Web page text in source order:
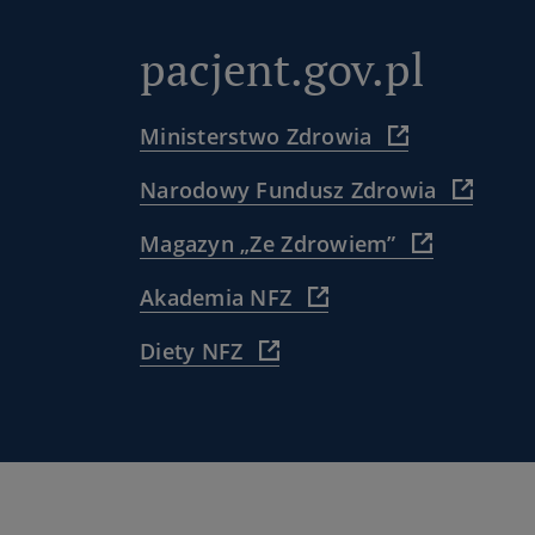
pacjent.gov.pl
Ministerstwo Zdrowia
(
)
Narodowy Fundusz Zdrowia
(
Magazyn „Ze Zdrowiem”
(
pacjenta/
Akademia NFZ
(
Diety NFZ
(